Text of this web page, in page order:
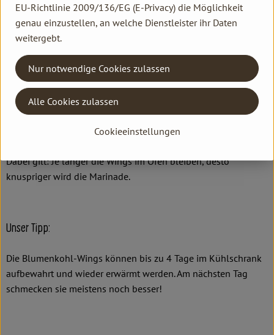
2. Blumenkohl-Wings marinieren und backen
Die fertige Marinade in einen tiefen Teller geben und die
Röschen darin wälzen. Die ummantelten Kohlstücke auf ein
mit Backpapier ausgelegtes Backblech verteilen.
Den Ofen auf 200 °C Ober-/Unterhitze vorheizen und die
Dabei gilt: Je länger die Wings im Ofen bleiben, desto
knuspriger wird die Marinade.
Unser Tipp:
Die Blumenkohl-Wings können bis zu 4 Tage im Kühlschrank
aufbewahrt und wieder erwärmt werden. Am nächsten Tag
schmecken sie meistens noch besser!
EU-Richtlinie 2009/136/EG (E-Privacy) die Möglichkeit
genau einzustellen, an welche Dienstleister ihr Daten
weitergebt.
Cookieeinstellungen
Nur notwendige Cookies zulassen
Alle Cookies zulassen